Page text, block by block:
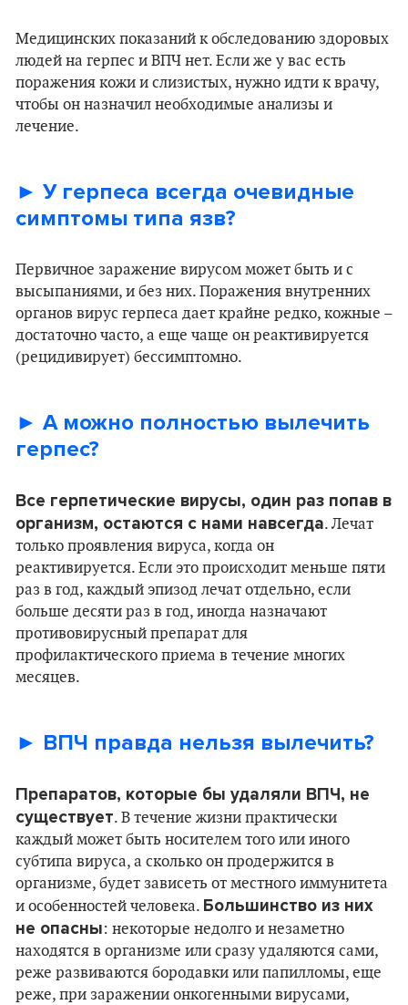
Медицинских показаний к обследованию здоровых
людей на герпес и ВПЧ нет. Если же у вас есть
поражения кожи и слизистых, нужно идти к врачу,
чтобы он назначил необходимые анализы и
лечение.
► У герпеса всегда очевидные
симптомы типа язв?
Первичное заражение вирусом может быть и с
высыпаниями, и без них. Поражения внутренних
органов вирус герпеса дает крайне редко, кожные –
достаточно часто, а еще чаще он реактивируется
(рецидивирует) бессимптомно.
► А можно полностью вылечить
герпес?
Все герпетические вирусы, один раз попав в
организм, остаются с нами навсегда. Лечат
только проявления вируса, когда он
реактивируется. Если это происходит меньше пяти
раз в год, каждый эпизод лечат отдельно, если
больше десяти раз в год, иногда назначают
противовирусный препарат для
профилактического приема в течение многих
месяцев.
► ВПЧ правда нельзя вылечить?
Препаратов, которые бы удаляли ВПЧ, не
существует. В течение жизни практически
каждый может быть носителем того или иного
субтипа вируса, а сколько он продержится в
организме, будет зависеть от местного иммунитета
и особенностей человека. Большинство из них
не опасны: некоторые недолго и незаметно
находятся в организме или сразу удаляются сами,
реже развиваются бородавки или папилломы, еще
реже, при заражении онкогенными вирусами,